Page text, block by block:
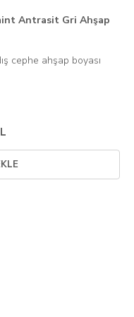
Antrasit Gri Ahşap
cephe ahşap boyası